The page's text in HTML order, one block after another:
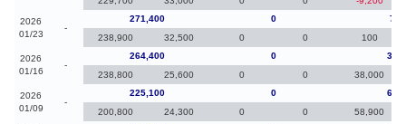
2026
01/23
-
271,400 0
238,900
32,500 0 0 100
2026
01/16
-
264,400 0
238,800
25,600 0 0 38,000
2026
01/09
-
225,100 0
200,800
24,300 0 0 58,900